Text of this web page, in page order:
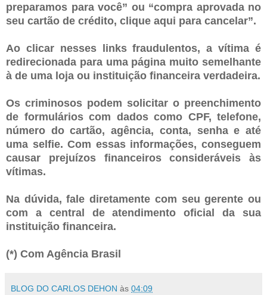
preparamos para você” ou “compra aprovada no
seu cartão de crédito, clique aqui para cancelar”.
Ao clicar nesses links fraudulentos, a vítima é
redirecionada para uma página muito semelhante
à de uma loja ou instituição financeira verdadeira.
Os criminosos podem solicitar o preenchimento
de formulários com dados como CPF, telefone,
número do cartão, agência, conta, senha e até
uma selfie. Com essas informações, conseguem
causar prejuízos financeiros consideráveis às
vítimas.
Na dúvida, fale diretamente com seu gerente ou
com a central de atendimento oficial da sua
instituição financeira.
(*) Com Agência Brasil
BLOG DO CARLOS DEHON às 04:09